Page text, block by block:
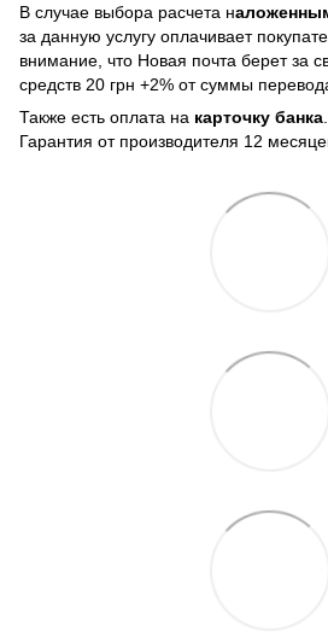
В случае выбора расчета н
за данную услугу оплачивает
внимание, что Новая почта берет за
средств 20 грн +2% от суммы
Также есть оплата на карточку банка
Гарантия от производителя 12